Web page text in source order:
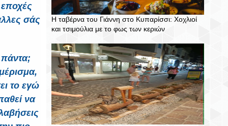
σάς
πάντα;
το εγώ
να
Η ταβέρνα του Γιάννη στο Κυπαρίσσι: Χοχλιοί
και τσιμούλια με το φως των κεριών